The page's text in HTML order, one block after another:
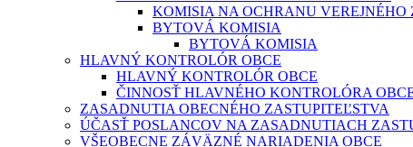
KOMISIA NA OCHRANU
BYTOVÁ KOMISIA
BYTOVÁ KOMISIA
HLAVNÝ KONTROLÓR OBCE
HLAVNÝ KONTROLÓR OBCE
ČINNOSŤ HLAVNÉHO KONTROLÓRA
ZASADNUTIA OBECNÉHO ZASTUPITEĽSTVA
ÚČASŤ POSLANCOV NA ZASADNUTIACH
VŠEOBECNE ZÁVÄZNÉ NARIADENIA OBCE